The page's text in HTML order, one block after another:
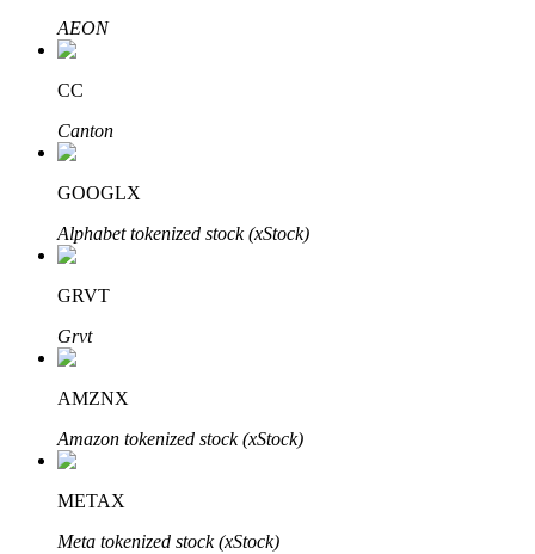
Parceiros Bitrue
Até 65% de comissões!
AEON
CC
Canton
GOOGLX
Alphabet tokenized stock (xStock)
GRVT
Grvt
AMZNX
Amazon tokenized stock (xStock)
METAX
Meta tokenized stock (xStock)